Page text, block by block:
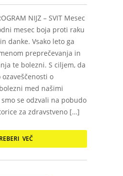
NIJZ – SVIT Mesec
mesec boja proti raku
danke. Vsako leto ga
preprečevanja in
te bolezni. S ciljem, da
o
med našimi
se odzvali na pobudo
za zdravstveno […]
VEČ